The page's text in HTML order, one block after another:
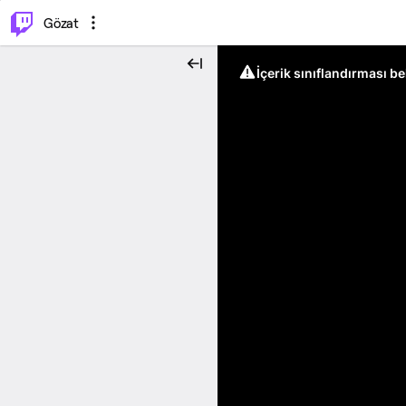
Gözat
İçerik sınıflandırması